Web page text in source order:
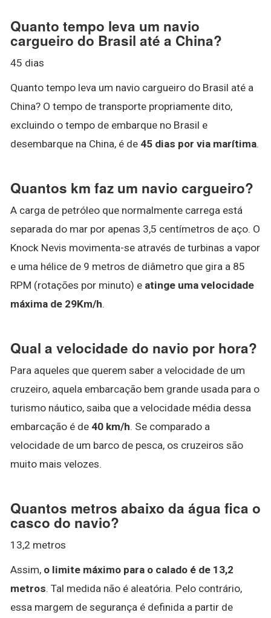
Quanto tempo leva um navio
cargueiro do Brasil até a China?
45 dias
Quanto tempo leva um navio cargueiro do Brasil até a
China? O tempo de transporte propriamente dito,
excluindo o tempo de embarque no Brasil e
desembarque na China, é de 45 dias por via marítima.
Quantos km faz um navio cargueiro?
A carga de petróleo que normalmente carrega está
separada do mar por apenas 3,5 centímetros de aço. O
Knock Nevis movimenta-se através de turbinas a vapor
e uma hélice de 9 metros de diâmetro que gira a 85
RPM (rotações por minuto) e atinge uma velocidade
máxima de 29Km/h.
Qual a velocidade do navio por hora?
Para aqueles que querem saber a velocidade de um
cruzeiro, aquela embarcação bem grande usada para o
turismo náutico, saiba que a velocidade média dessa
embarcação é de 40 km/h. Se comparado a
velocidade de um barco de pesca, os cruzeiros são
muito mais velozes.
Quantos metros abaixo da água fica o
casco do navio?
13,2 metros
Assim, o limite máximo para o calado é de 13,2
metros. Tal medida não é aleatória. Pelo contrário,
essa margem de segurança é definida a partir de